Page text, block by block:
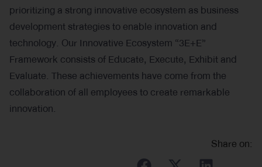
prioritizing a strong innovative ecosystem as business
development strategies to enable innovation and
technology. Our Innovative Ecosystem “3E+E”
Framework consists of Educate, Execute, Exhibit and
Evaluate. These achievements have come from the
collaboration of all employees to create remarkable
innovation.
Share on: